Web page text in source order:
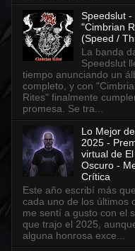
Speedslut -
"Cimbrian
(Speed /
La banda
Speedslut
tiempo anunciando un
completo, y con
Rites" finalmente
promesa. Se tra...
Lo Mejor
2025 -
virtual de
Oscuro -
Crítica
Este año escribí más
cada uno de los últimos
me sentí a gusto con el
que trajo el 2025,
alguna honrosa exce...